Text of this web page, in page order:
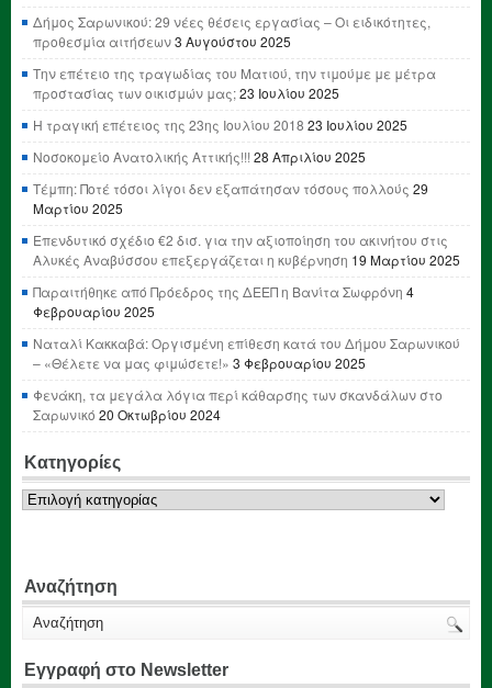
Δήμος Σαρωνικού: 29 νέες θέσεις εργασίας – Οι ειδικότητες,
προθεσμία αιτήσεων3 Αυγούστου 2025
Την επέτειο της τραγωδίας του Ματιού, την τιμούμε με μέτρα
προστασίας των οικισμών μας;23 Ιουλίου 2025
Η τραγική επέτειος της 23ης Ιουλίου 2018 23 Ιουλίου 2025
Νοσοκομείο Ανατολικής Αττικής!!! 28 Απριλίου 2025
Τέμπη: Ποτέ τόσοι λίγοι δεν εξαπάτησαν τόσους πολλούς 29
Μαρτίου 2025
Επενδυτικό σχέδιο €2 δισ. για την αξιοποίηση του ακινήτου στις
Αλυκές Αναβύσσου επεξεργάζεται η κυβέρνηση 19 Μαρτίου 2025
Παραιτήθηκε από Πρόεδρος της ΔΕΕΠ η Βανίτα Σωφρόνη 4
Φεβρουαρίου 2025
Ναταλί Κακκαβά: Οργισμένη επίθεση κατά του Δήμου Σαρωνικού
– «Θέλετε να μας φιμώσετε!» 3 Φεβρουαρίου 2025
Φενάκη, τα μεγάλα λόγια περί κάθαρσης των σκανδάλων στο
Σαρωνικό 20 Οκτωβρίου 2024
Κατηγορίες
Κατηγορίες
Αναζήτηση
Εγγραφή στο Newsletter